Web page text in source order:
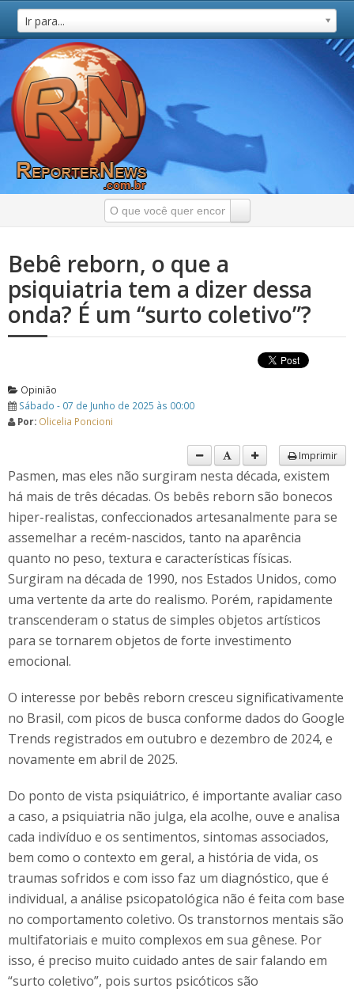
Ir para...
Bebê reborn, o que a
psiquiatria tem a dizer dessa
onda? É um “surto coletivo”?
Opinião
Sábado - 07 de Junho de 2025 às 00:00
Por: Olicelia Poncioni
Imprimir
Pasmen, mas eles não surgiram nesta década, existem
há mais de três décadas. Os bebês reborn são bonecos
hiper-realistas, confeccionados artesanalmente para se
assemelhar a recém-nascidos, tanto na aparência
quanto no peso, textura e características físicas.
Surgiram na década de 1990, nos Estados Unidos, como
uma vertente da arte do realismo. Porém, rapidamente
transcenderam o status de simples objetos artísticos
para se tornarem objetos de forte investimento
emocional.
O interesse por bebês reborn cresceu significativamente
no Brasil, com picos de busca conforme dados do Google
Trends registrados em outubro e dezembro de 2024, e
novamente em abril de 2025.
Do ponto de vista psiquiátrico, é importante avaliar caso
a caso, a psiquiatria não julga, ela acolhe, ouve e analisa
cada indivíduo e os sentimentos, sintomas associados,
bem como o contexto em geral, a história de vida, os
traumas sofridos e com isso faz um diagnóstico, que é
individual, a análise psicopatológica não é feita com base
no comportamento coletivo. Os transtornos mentais são
multifatoriais e muito complexos em sua gênese. Por
isso, é preciso muito cuidado antes de sair falando em
“surto coletivo”, pois surtos psicóticos são